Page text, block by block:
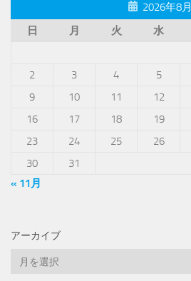
2026年8月
日
月 火 水
2
3 4 5
9
10 11 12
16
17 18 19
23
24 25 26
30
31
« 11月
アーカイブ